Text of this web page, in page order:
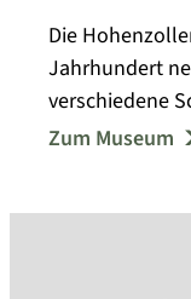
Die
Jahrhundert
verschiedene
Zum Museum